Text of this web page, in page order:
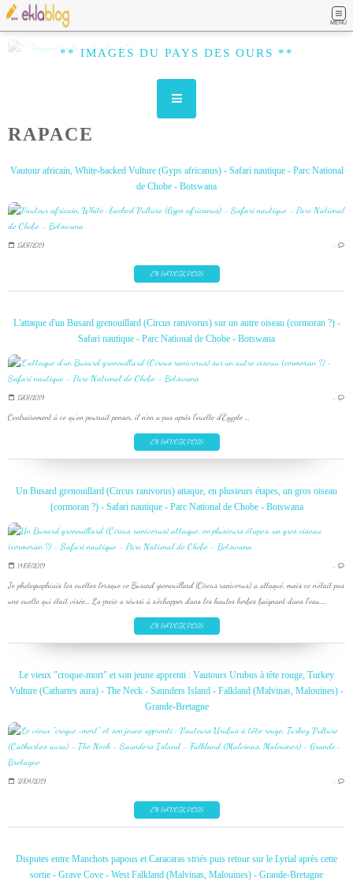
MENU
** IMAGES DU PAYS DES OURS **
RAPACE
Vautour africain, White-backed Vulture (Gyps africanus) - Safari nautique - Parc National
de Chobe - Botswana
15/07/2019 …
EN SAVOIR PLUS
L'attaque d'un Busard grenouillard (Circus ranivorus) sur un autre oiseau (cormoran ?) -
Safari nautique - Parc National de Chobe - Botswana
15/07/2019 …
Contrairement à ce qu'on pourrait penser, il n'en a pas après l'ouette d'Egypte ...
EN SAVOIR PLUS
Un Busard grenouillard (Circus ranivorus) attaque, en plusieurs étapes, un gros oiseau
(cormoran ?) - Safari nautique - Parc National de Chobe - Botswana
14/07/2019 …
Je photographiais les ouettes lorsque ce Busard grenouillard (Circus ranivorus) a attaqué, mais ce n'était pas
une ouette qui était visée... La proie a réussi à s'échapper dans les hautes herbes baignant dans l'eau....
EN SAVOIR PLUS
Le vieux "croque-mort" et son jeune apprenti : Vautours Urubus à tête rouge, Turkey
Vulture (Cathartes aura) - The Neck - Saunders Island - Falkland (Malvinas, Malouines) -
Grande-Bretagne
27/04/2019 …
EN SAVOIR PLUS
Disputes entre Manchots papous et Caracaras striés puis retour sur le Lyrial après cette
sortie - Grave Cove - West Falkland (Malvinas, Malouines) - Grande-Bretagne